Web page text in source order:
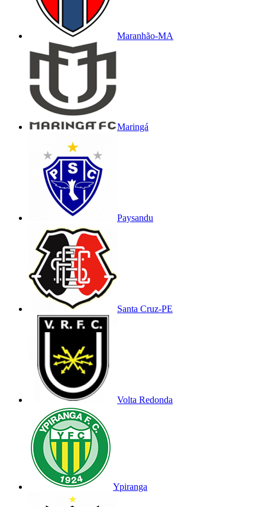
Maranhão-MA
Maringá
Paysandu
Santa Cruz-PE
Volta Redonda
Ypiranga